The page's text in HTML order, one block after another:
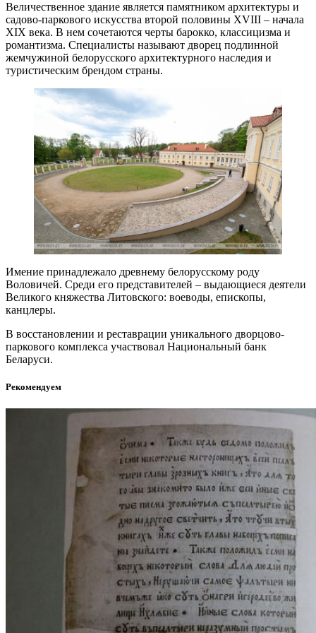
Величественное здание является памятником архитектуры и
садово-паркового искусства второй половины XVIII – начала
XIX века. В нем сочетаются черты барокко, классицизма и
романтизма. Специалисты называют дворец подлинной
жемчужиной белорусского архитектурного наследия и
туристическим брендом страны.
Имение принадлежало древнему белорусскому роду
Воловичей. Среди его представителей – выдающиеся деятели
Великого княжества Литовского: воеводы, епископы,
канцлеры.
В восстановлении и реставрации уникального дворцово-
паркового комплекса участвовал Национальный банк
Беларуси.
Рекомендуем